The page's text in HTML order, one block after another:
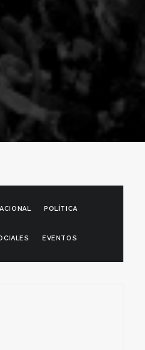
POLÍTICA
EVENTOS